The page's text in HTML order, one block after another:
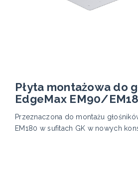
Płyta montażowa do
EdgeMax EM90/
Przeznaczona do montażu
EM180 w sufitach GK w nowych